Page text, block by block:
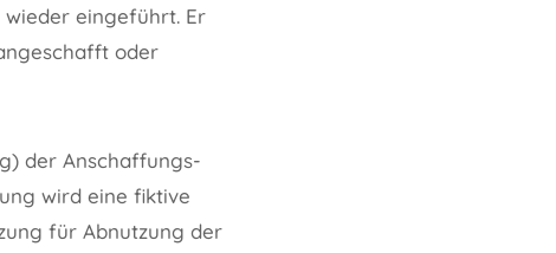
eingeführt. Er
oder
der Anschaffungs-
wird eine fiktive
für Abnutzung der